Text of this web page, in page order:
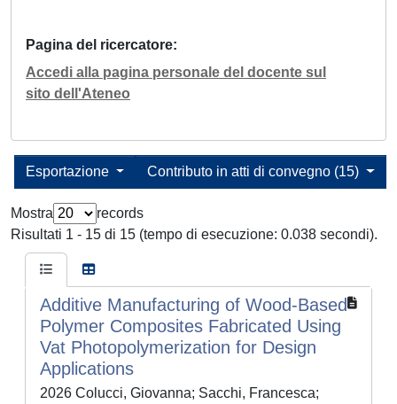
Pagina del ricercatore
Accedi alla pagina personale del docente sul
sito dell'Ateneo
Contributo in atti di convegno (15)
Esportazione
Mostra
records
Risultati 1 - 15 di 15 (tempo di esecuzione: 0.038 secondi).
Additive Manufacturing of Wood-Based
Polymer Composites Fabricated Using
Vat Photopolymerization for Design
Applications
2026 Colucci, Giovanna; Sacchi, Francesca;